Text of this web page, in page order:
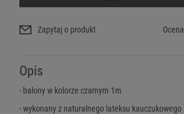
Zapytaj o produkt Ocena
Opis
- balony w kolorze czarnym 1m
- wykonany z naturalnego lateksu kauczukowego